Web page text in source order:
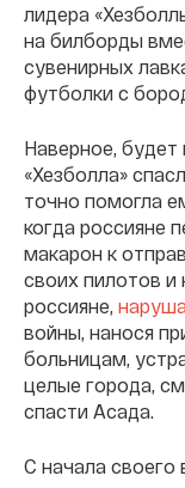
лидера
на билборды
сувенирных
футболки с
Наверное, будет
«Хезболла»
точно помогла
когда россияне
макарон к
своих пилотов и
россияне,
войны, нанося
больницам,
целые города,
спасти Асада.
С начала своего